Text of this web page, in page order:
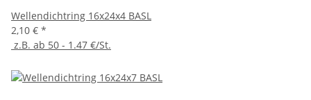
Wellendichtring 16x24x4 BASL
2,10 € *
z.B. ab 50 - 1.47 €/St.